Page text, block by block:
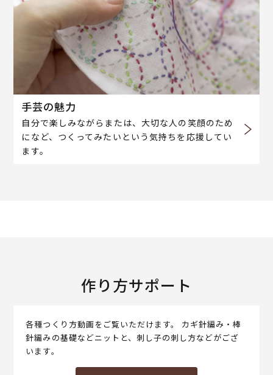
手芸の魅力
自分で楽しみながらまたは、大切な人の笑顔のため
になど、つくってみたいという気持ちを応援してい
ます。
作り方サポート
各種つくり方動画をご覧いただけます。 カギ針編み・棒
針編みの基礎などニットと、刺し子の刺し方などがござ
います。